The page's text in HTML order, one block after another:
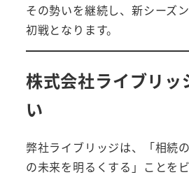
その勢いを継続し、新シーズ
初戦となります。
株式会社ライブリッ
い
弊社ライブリッジは、「相続
の未来を明るくする」ことを